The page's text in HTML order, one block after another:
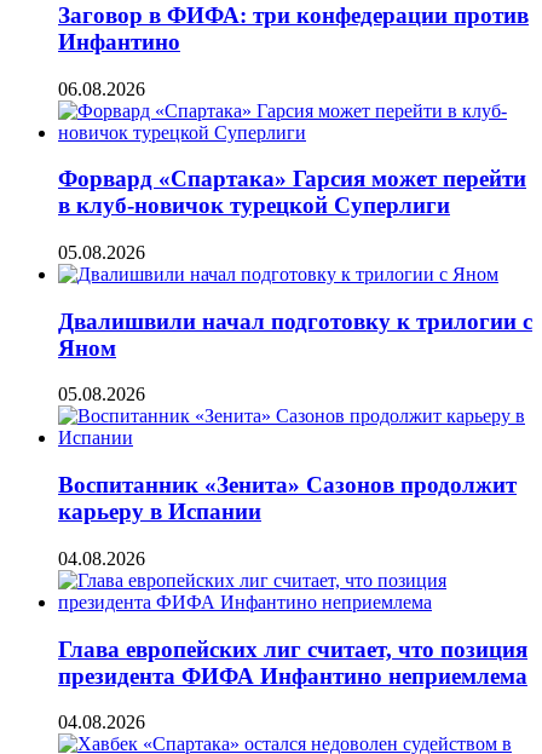
Заговор в ФИФА: три конфедерации против
Инфантино
06.08.2026
Форвард «Спартака» Гарсия может перейти
в клуб-новичок турецкой Суперлиги
05.08.2026
Двалишвили начал подготовку к трилогии с
Яном
05.08.2026
Воспитанник «Зенита» Сазонов продолжит
карьеру в Испании
04.08.2026
Глава европейских лиг считает, что позиция
президента ФИФА Инфантино неприемлема
04.08.2026